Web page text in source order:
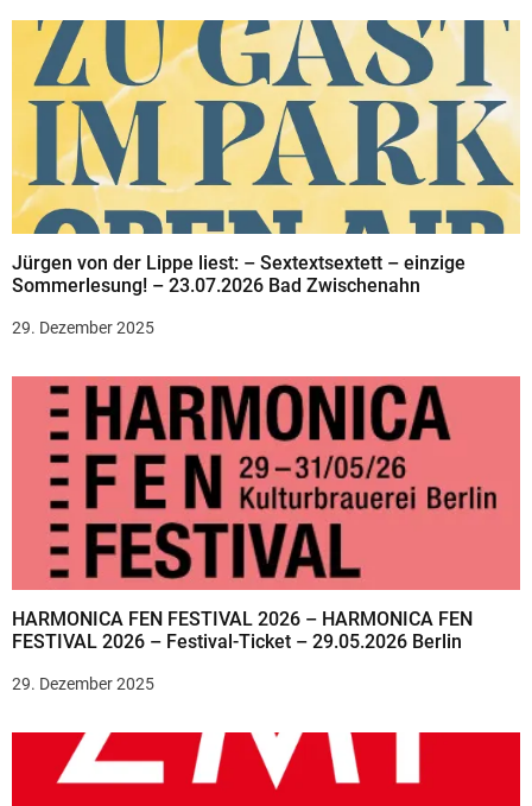
Jürgen von der Lippe liest: – Sextextsextett – einzige
Sommerlesung! – 23.07.2026 Bad Zwischenahn
29. Dezember 2025
HARMONICA FEN FESTIVAL 2026 – HARMONICA FEN
FESTIVAL 2026 – Festival-Ticket – 29.05.2026 Berlin
29. Dezember 2025